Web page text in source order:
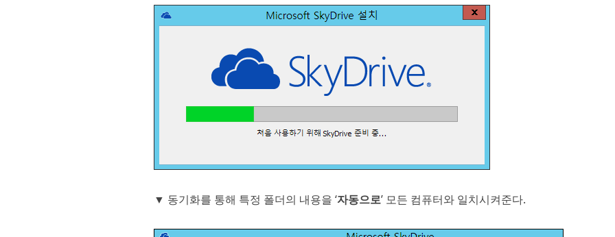
▼ 동기화를 통해 특정 폴더의 내용을 ‘자동으로’ 모든 컴퓨터와 일치시켜준다.